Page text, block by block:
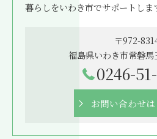
暮らしをいわき市でサポートしま
〒972-
福島県いわき市常磐馬
0246-
お問い合わせ